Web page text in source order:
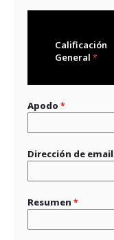
Calificación
General
Apodo
Dirección de email
Resumen